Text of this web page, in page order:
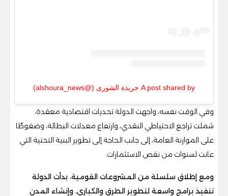
A post shared by جريدة الشورى (@alshoura_news)
وفي الوقت نفسه، واجهت الدولة تحديات اقتصادية معقدة،
شملت تراجع الاحتياطي النقدي، وارتفاع معدلات البطالة، وضغوطًا
على الموازنة العامة، إلى جانب الحاجة إلى تطوير البنية التحتية التي
عانت لسنوات من نقص الاستثمارات.
ومع إطلاق سلسلة من المشروعات القومية، بدأت الدولة
تنفيذ برامج واسعة لتطوير الطرق والكباري، وإنشاء المدن